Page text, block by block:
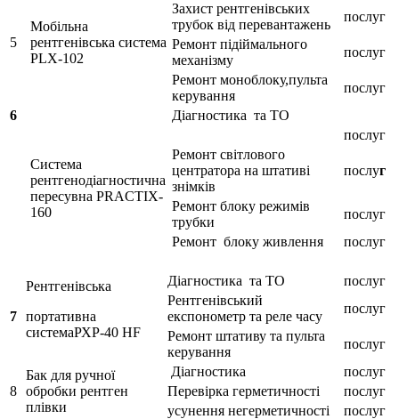
5
Мобільна
рентгенівська система
PLX-102
Захист рентгенівських
трубок від перевантажень
послуг
Ремонт підіймального
механізму
послуг
Ремонт моноблоку,пульта
керування
послуг
6
Діагностика та ТО
Система
рентгенодіагностична
пересувна PRACTIX-
160
послуг
Ремонт світлового
центратора на штативі
знімків
послуг
Ремонт блоку режимів
трубки
послуг
Ремонт блоку живлення
послуг
7
Рентгенівська
портативна
системаРХР-40 НF
Діагностика та ТО
послуг
Рентгенівський
експонометр та реле часу
послуг
Ремонт штативу та пульта
керування
послуг
8
Бак для ручної
обробки рентген
плівки
Діагностика
послуг
Перевірка герметичності
послуг
усунення негерметичності
послуг